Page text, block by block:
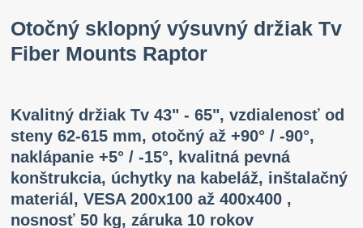
Otočný sklopný výsuvný držiak Tv
Fiber Mounts Raptor
Kvalitný držiak Tv 43" - 65", vzdialenosť od
steny 62-615 mm, otočný až +90° / -90°,
naklápanie +5° / -15°, kvalitná pevná
konštrukcia, úchytky na kabeláž, inštalačný
materiál, VESA 200x100 až 400x400 ,
nosnosť 50 kg, záruka 10 rokov